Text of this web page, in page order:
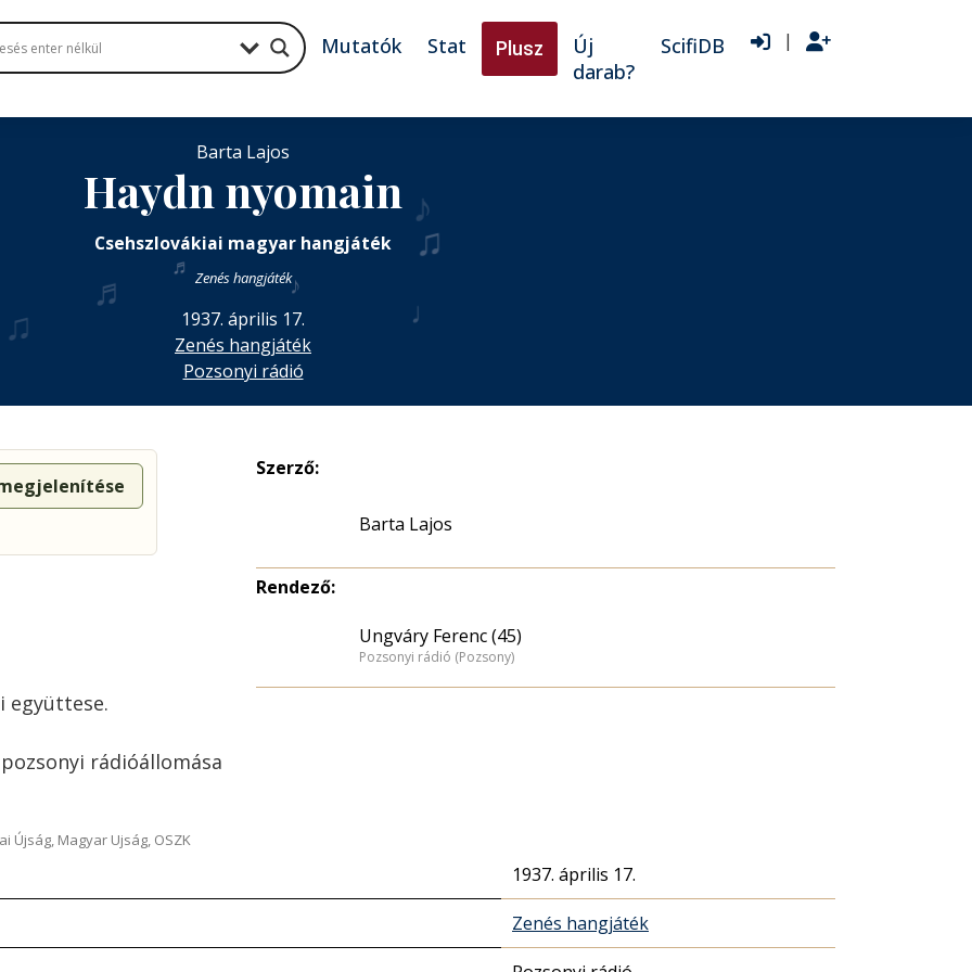
Mutatók Stat Plusz
Új
darab?
ScifiDB |
♫
♬
♪
♫
♪
Barta Lajos
Haydn nyomain
Csehszlovákiai magyar hangjáték
Zenés hangjáték
1937. április 17.
Zenés hangjáték
Pozsonyi rádió
együttese.
rádióállomása
Újság, Magyar Ujság, OSZK
Szerző:
Barta Lajos
Rendező:
Ungváry Ferenc (45)
Pozsonyi rádió (Pozsony)
1937. április 17.
Zenés hangjáték